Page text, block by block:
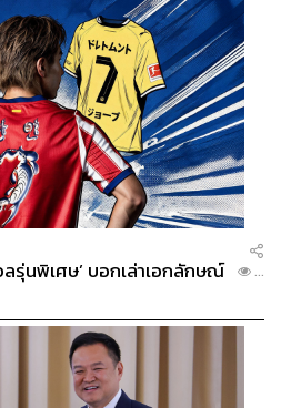
ลรุ่นพิเศษ’ บอกเล่าเอกลักษณ์
...